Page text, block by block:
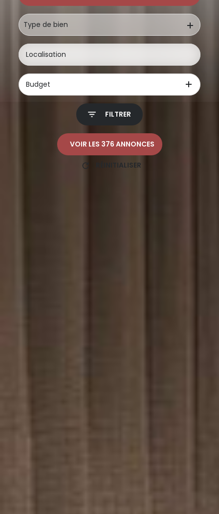
De l'immo pro
Type de bien
Budget
FILTRER
VOIR LES 376 ANNONCES
RÉINITIALISER